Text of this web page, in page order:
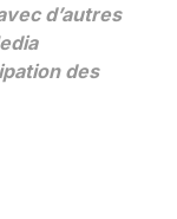
d’autres
des